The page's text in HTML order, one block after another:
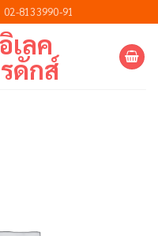
02-8133990-91